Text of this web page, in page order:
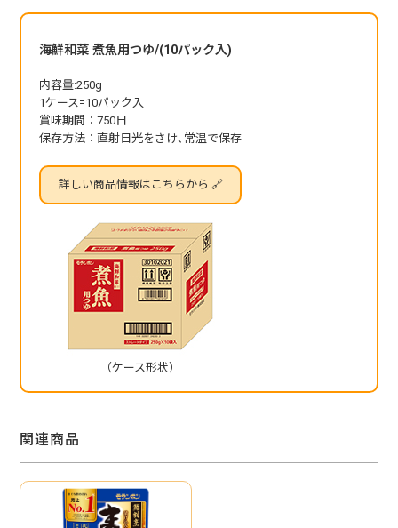
海鮮和菜 煮魚用つゆ/(10パック入)
内容量:250g
1ケース=10パック入
賞味期間：750日
保存方法：直射日光をさけ､常温で保存
詳しい商品情報はこちらから 🔗
（ケース形状）
関連商品